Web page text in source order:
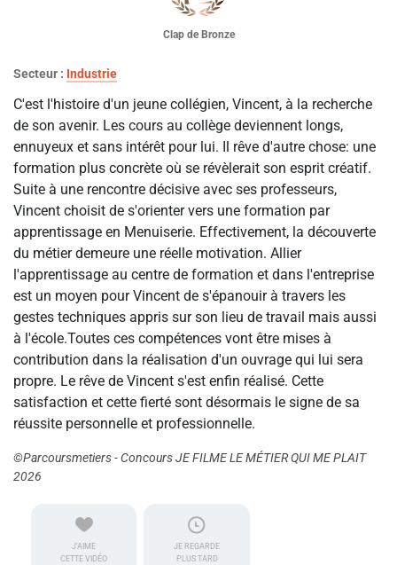
Clap de Bronze
Secteur : Industrie
C'est l'histoire d'un jeune collégien, Vincent, à la recherche
de son avenir. Les cours au collège deviennent longs,
ennuyeux et sans intérêt pour lui. Il rêve d'autre chose: une
formation plus concrète où se révèlerait son esprit créatif.
Suite à une rencontre décisive avec ses professeurs,
Vincent choisit de s'orienter vers une formation par
apprentissage en Menuiserie. Effectivement, la découverte
du métier demeure une réelle motivation. Allier
l'apprentissage au centre de formation et dans l'entreprise
est un moyen pour Vincent de s'épanouir à travers les
gestes techniques appris sur son lieu de travail mais aussi
à l'école.Toutes ces compétences vont être mises à
contribution dans la réalisation d'un ouvrage qui lui sera
propre. Le rêve de Vincent s'est enfin réalisé. Cette
satisfaction et cette fierté sont désormais le signe de sa
réussite personnelle et professionnelle.
©Parcoursmetiers - Concours JE FILME LE MÉTIER QUI ME PLAIT
2026
J'AIME
CETTE VIDÉO
JE REGARDE
PLUS TARD